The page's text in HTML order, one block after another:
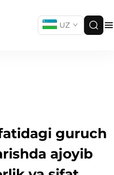
UZ
guruch
ajoyib